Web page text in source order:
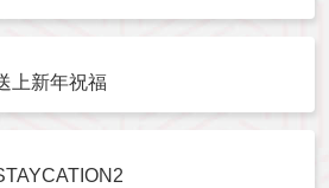
上新年祝福